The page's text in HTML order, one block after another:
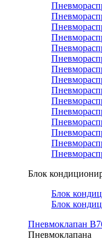
Блок
Блок
Блок
Пневмоклапан
Пневмоклапана